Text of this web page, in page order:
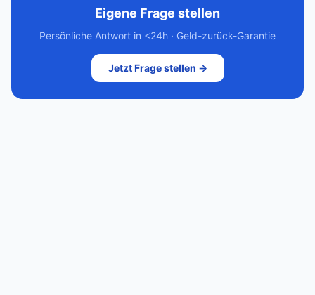
Eigene Frage stellen
Persönliche Antwort in <24h · Geld-zurück-Garantie
Jetzt Frage stellen →